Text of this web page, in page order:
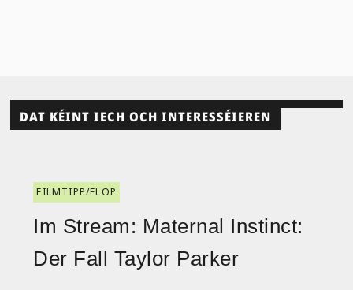
DAT KÉINT IECH OCH INTERESSÉIEREN
FILMTIPP/FLOP
Im Stream: Maternal Instinct:
Der Fall Taylor Parker